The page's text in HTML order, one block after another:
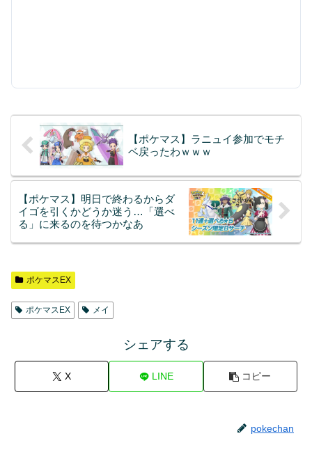
【ポケマス】ラニュイ参加でモチ
ベ戻ったわｗｗｗ
【ポケマス】明日で終わるからダ
イゴを引くかどうか迷う…「選べ
る」に来るのを待つかなあ
ポケマスEX
ポケマスEX メイ
シェアする
X LINE コピー
pokechan